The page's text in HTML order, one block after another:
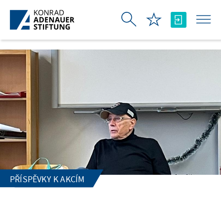
Skip to Main Content
PŘÍSPĚVKY K AKCÍM